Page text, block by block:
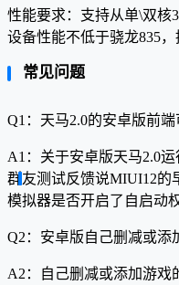
性能要求：支持从单\双核
设备性能不低于骁龙835，
常见问题
Q1：天马2.0的安卓版前
A1：关于安卓版天马2.0
群友测试反馈说MIUI12的
模拟器是否开启了自启动
Q2：安卓版自己删减或添
A2：自己删减或添加游戏